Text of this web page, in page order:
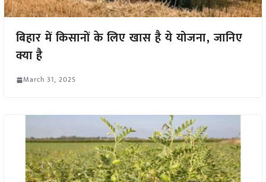
बिहार में किसानों के लिए खास है ये योजना, जानिए
क्या है
March 31, 2025